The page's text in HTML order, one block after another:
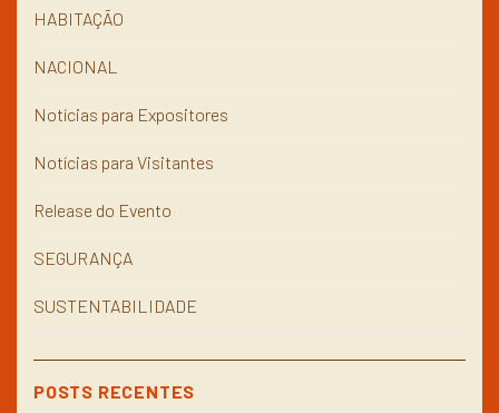
HABITAÇÃO
NACIONAL
Notícias para Expositores
Notícias para Visitantes
Release do Evento
SEGURANÇA
SUSTENTABILIDADE
POSTS RECENTES